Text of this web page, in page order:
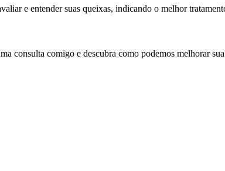
e entender suas queixas, indicando o melhor
consulta comigo e descubra como podemos melhorar